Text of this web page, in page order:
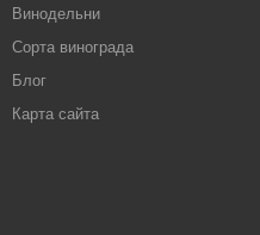
Винодельни
Сорта винограда
Блог
Карта сайта